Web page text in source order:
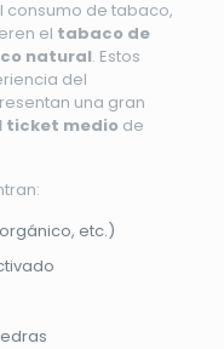
consumo de tabaco,
el tabaco de
natural. Estos
del
una gran
ticket medio de
etc.)